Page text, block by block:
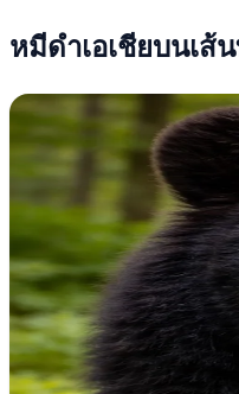
หมีดำเอเชียบนเส้